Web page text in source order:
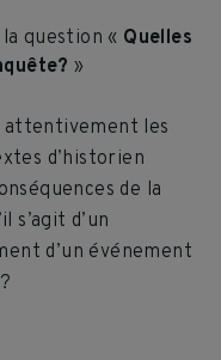
question « Quelles
»
attentivement les
d’historien
de la
s’agit d’un
d’un événement